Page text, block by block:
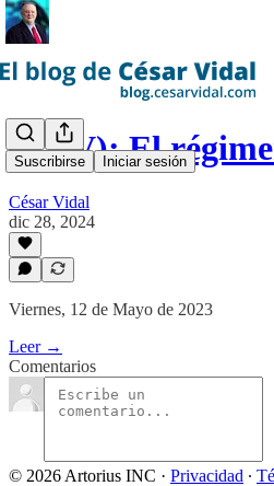
Suscribirse Iniciar sesión
(CXV): El
César Vidal
dic 28, 2024
Viernes, 12 de Mayo de 2023
Leer →
Comentarios
© 2026 Artorius INC · Privacidad ∙